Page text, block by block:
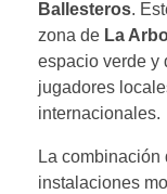
Ballesteros.
zona de La
espacio verde y
jugadores
internacionales.
La combinación
instalaciones